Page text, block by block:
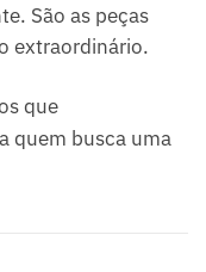
São as peças
extraordinário.
que
quem busca uma